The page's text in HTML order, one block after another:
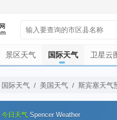
景区天气 国际天气 卫星云
国际天气 / 美国天气 / 斯宾塞天气
今日天气 Spencer Weather